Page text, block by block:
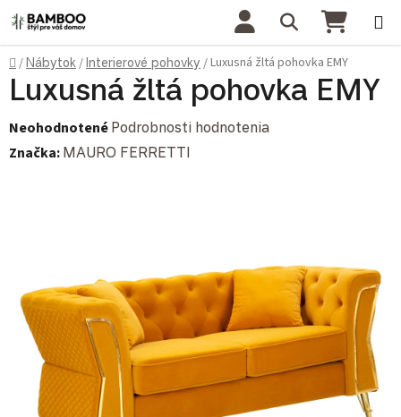
Prejsť na obsah Hľadať
Domov
/Nábytok /Interierové pohovky /Luxusná žltá pohovka EMY
Luxusná žltá pohovka EMY
Priemerné hodnotenie produktu je 0,0 z 5 hviezdičiek.
Neohodnotené Podrobnosti hodnotenia
Značka: MAURO FERRETTI